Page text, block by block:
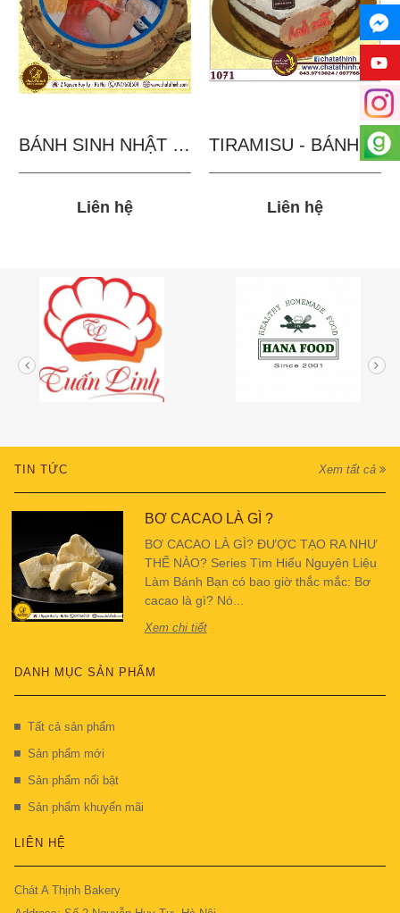
BÁNH SINH NHẬT IN...
Liên hệ
TIRAMISU - BÁNH TẶNG...
Liên hệ
TIN TỨC Xem tất cả
BƠ CACAO LÀ GÌ ?
BƠ CACAO LÀ GÌ? ĐƯỢC TẠO RA NHƯ
THẾ NÀO? Series Tìm Hiểu Nguyên Liệu
Làm Bánh Bạn có bao giờ thắc mắc: Bơ
cacao là gì? Nó...
Xem chi tiết
DANH MỤC SẢN PHẨM
Tất cả sản phẩm
Sản phẩm mới
Sản phẩm nổi bật
Sản phẩm khuyến mãi
LIÊN HỆ
Chát A Thịnh Bakery